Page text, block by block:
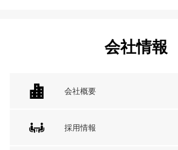
会社情報
会社概要
採用情報